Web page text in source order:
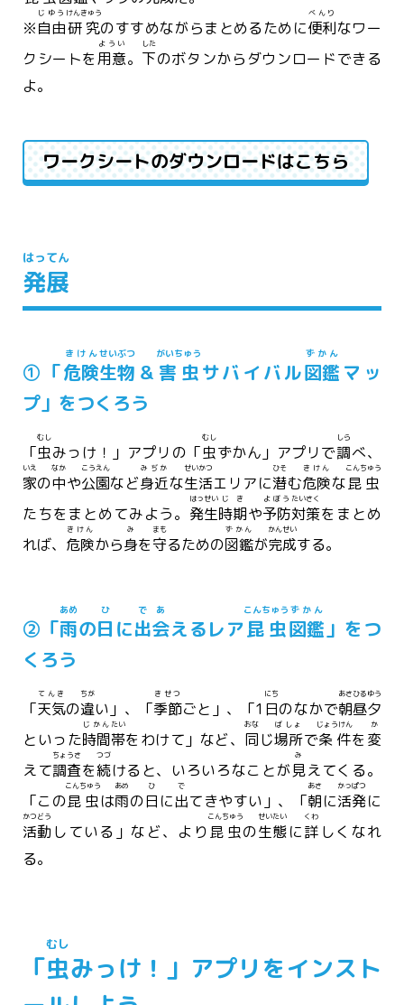
※自由
じゆう
研究
けんきゅう
のすすめながらまとめるために便利
べんり
なワー
クシートを用意
ようい
。 下
した
のボタンからダウンロードできる
よ。
ワークシートのダウンロードはこちら
発展
はってん
①「危険
きけん
生物
せいぶつ
＆ 害虫
がいちゅう
サバイバル図鑑
ずかん
マッ
プ」をつくろう
「虫
むし
みっけ！」アプリの「虫
むし
ずかん」アプリで調
しら
べ、
家
いえ
の中
なか
や公園
こうえん
など身近
みぢか
な生活
せいかつ
エリアに潜
ひそ
む危険
きけん
な昆虫
こんちゅう
たちをまとめてみよう。 発生
はっせい
時期
じき
や予防
よぼう
対策
たいさく
をまとめ
れば、 危険
きけん
から身
み
を守
まも
るための図鑑
ずかん
が完成
かんせい
する。
②「雨
あめ
の日
ひ
に出会
であ
えるレア昆虫
こんちゅう
図鑑
ずかん
」をつ
くろう
「天気
てんき
の違
ちが
い」、「季節
きせつ
ごと」、「1 日
にち
のなかで朝昼夕
あさひるゆう
といった時間
じかん
帯
たい
をわけて」など、 同
おな
じ場所
ばしょ
で条件
じょうけん
を 変
か
えて調査
ちょうさ
を続
つづ
けると、いろいろなことが見
み
えてくる。
「この昆虫
こんちゅう
は雨
あめ
の日
ひ
に出
で
てきやすい」、「朝
あさ
に活発
かっぱつ
に
活動
かつどう
している」など、より 昆虫
こんちゅう
の生態
せいたい
に詳
くわ
しくなれ
る。
「虫
むし
みっけ！」アプリをインスト